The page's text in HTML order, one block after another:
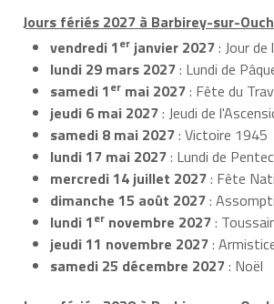
Jours fériés 2027 à Barbirey-sur-
vendredi 1er janvier 2027: Jour de
lundi 29 mars 2027: Lundi de
samedi 1er mai 2027: Fête du
jeudi 6 mai 2027: Jeudi de
samedi 8 mai 2027: Victoire 1945
lundi 17 mai 2027: Lundi de
mercredi 14 juillet 2027: Fête
dimanche 15 août 2027:
lundi 1er novembre 2027:
jeudi 11 novembre 2027:
samedi 25 décembre 2027: Noël